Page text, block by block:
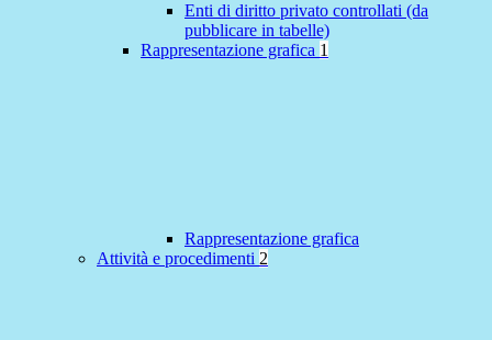
Enti di diritto privato controllati (da
pubblicare in tabelle)
Rappresentazione grafica 1
Rappresentazione grafica
Attività e procedimenti 2